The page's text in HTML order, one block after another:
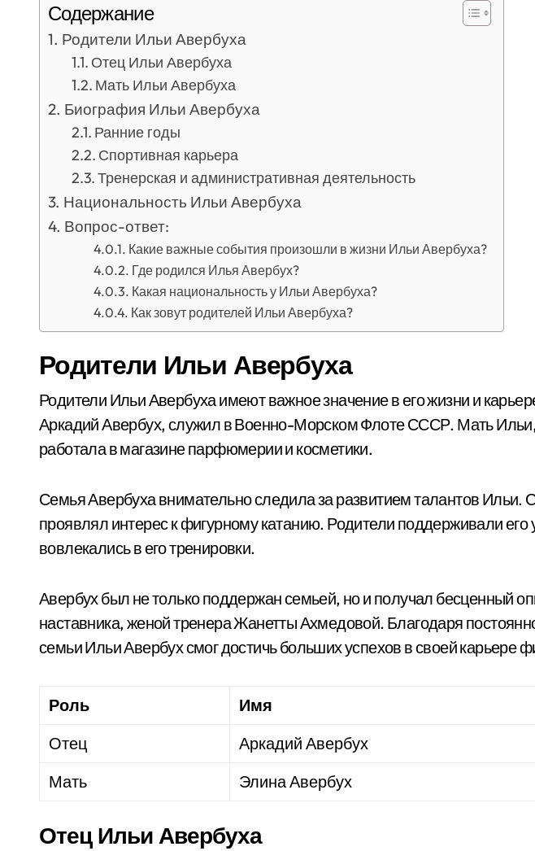
Содержание
Родители Ильи Авербуха
Отец Ильи Авербуха
Мать Ильи Авербуха
Биография Ильи Авербуха
Ранние годы
Спортивная карьера
Тренерская и административная деятельность
Национальность Ильи Авербуха
Вопрос-ответ:
Какие важные события произошли в жизни Ильи Авербуха?
Где родился Илья Авербух?
Какая национальность у Ильи Авербуха?
Как зовут родителей Ильи Авербуха?
Родители Ильи Авербуха
Родители Ильи Авербуха имеют важное значение в его жизни и
Аркадий Авербух, служил в Военно-Морском Флоте СССР. Мать
работала в магазине парфюмерии и косметики.
Семья Авербуха внимательно следила за развитием талантов Ильи.
проявлял интерес к фигурному катанию. Родители поддерживали его
вовлекались в его тренировки.
Авербух был не только поддержан семьей, но и получал бесценный
наставника, женой тренера Жанетты Ахмедовой. Благодаря
семьи Ильи Авербух смог достичь больших успехов в своей карьере
Роль
Имя
Отец
Аркадий Авербух
Мать
Элина Авербух
Отец Ильи Авербуха